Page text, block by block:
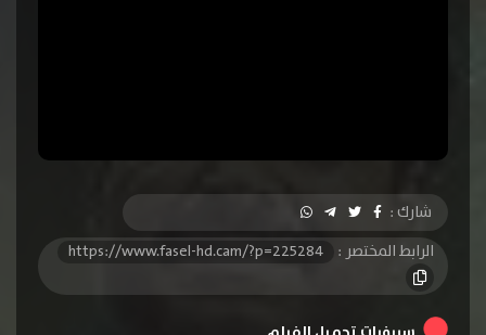
شارك :
الرابط المختصر :
https://www.fasel-hd.cam/?p=225284